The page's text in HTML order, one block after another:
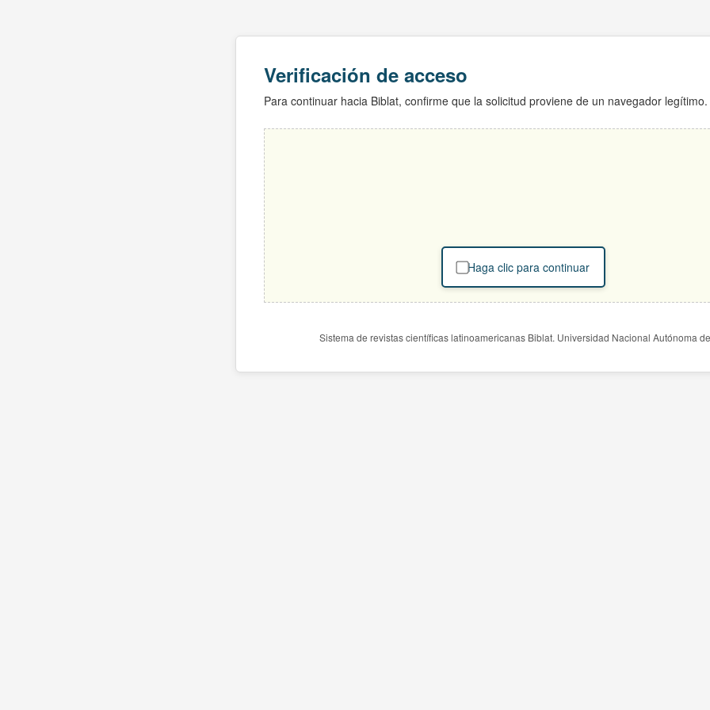
Verificación de acceso
Para continuar hacia Biblat, confirme que la solicitud proviene de un navegador legítimo.
Haga clic para continuar
Sistema de revistas científicas latinoamericanas Biblat. Universidad Nacional Autónoma